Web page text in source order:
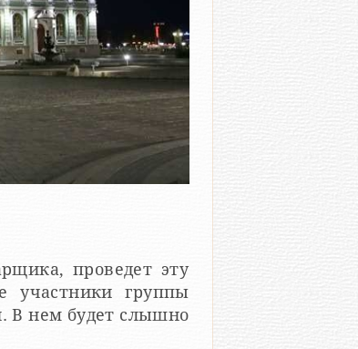
проведет эту
участники группы
В нем будет слышно